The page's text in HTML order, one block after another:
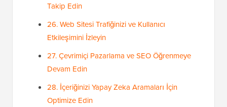
Takip Edin
26. Web Sitesi Trafiğinizi ve Kullanıcı
Etkileşimini İzleyin
27. Çevrimiçi Pazarlama ve SEO Öğrenmeye
Devam Edin
28. İçeriğinizi Yapay Zeka Aramaları İçin
Optimize Edin